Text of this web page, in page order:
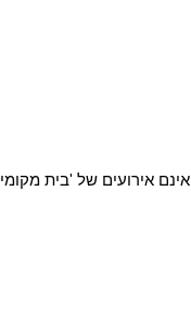
אירועים של 'בית מקומי